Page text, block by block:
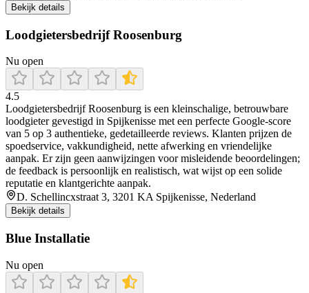
Bekijk details
Loodgietersbedrijf Roosenburg
Nu open
4.5
Loodgietersbedrijf Roosenburg is een kleinschalige, betrouwbare
loodgieter gevestigd in Spijkenisse met een perfecte Google-score
van 5 op 3 authentieke, gedetailleerde reviews. Klanten prijzen de
spoedservice, vakkundigheid, nette afwerking en vriendelijke
aanpak. Er zijn geen aanwijzingen voor misleidende beoordelingen;
de feedback is persoonlijk en realistisch, wat wijst op een solide
reputatie en klantgerichte aanpak.
D. Schellincxstraat 3, 3201 KA Spijkenisse, Nederland
Bekijk details
Blue Installatie
Nu open